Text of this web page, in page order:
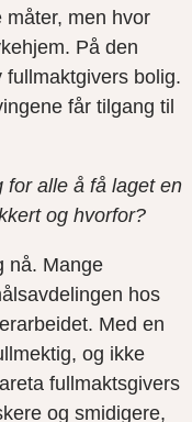
måter, men hvor
På den
bolig.
får tilgang til
for alle å få laget en
og hvorfor?
nå. Mange
hos
Med en
og ikke
fullmaktsgivers
og smidigere,